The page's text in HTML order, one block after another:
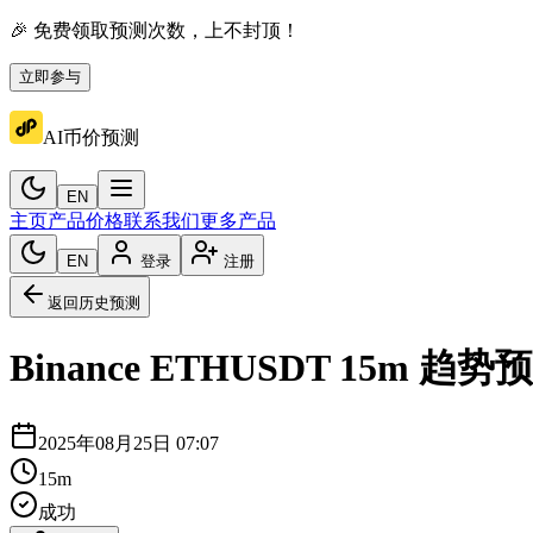
🎉 免费领取预测次数，上不封顶！
立即参与
AI币价预测
EN
主页产品价格联系我们更多产品
EN 登录 注册
返回历史预测
Binance ETHUSDT 15m 趋势
2025年08月25日 07:07
15m
成功